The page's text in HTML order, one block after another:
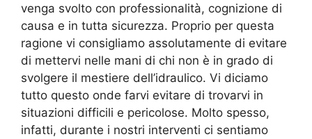
venga svolto con professionalità, cognizione di
causa e in tutta sicurezza. Proprio per questa
ragione vi consigliamo assolutamente di evitare
di mettervi nelle mani di chi non è in grado di
svolgere il mestiere dell’idraulico. Vi diciamo
tutto questo onde farvi evitare di trovarvi in
situazioni difficili e pericolose. Molto spesso,
infatti, durante i nostri interventi ci sentiamo